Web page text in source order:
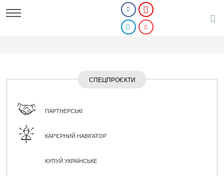
СПЕЦПРОЄКТИ
ПАРТНЕРСЬКІ
КАР'ЄРНИЙ НАВІГАТОР
КУПУЙ УКРАЇНСЬКЕ